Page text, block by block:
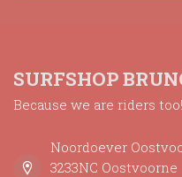
SURFSHOP
Because we are riders too!
Noordoever
3233NC Oostvoorne